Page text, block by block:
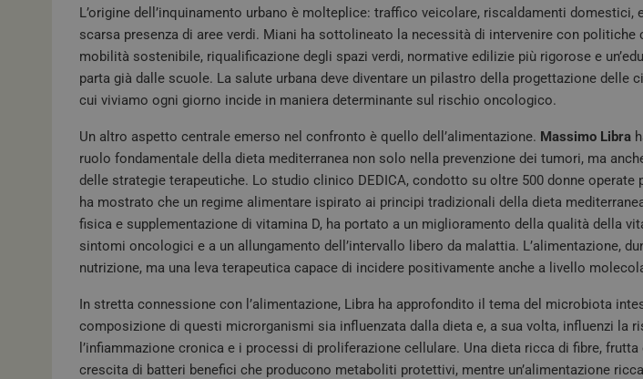
L’origine dell’inquinamento urbano è molteplice: traffico veicolare, riscaldamenti domestici,
scarsa presenza di aree verdi. Miani ha sottolineato la necessità di intervenire con politiche
mobilità sostenibile, riqualificazione degli spazi verdi, normative edilizie più rigorose e
parta già dalle scuole. La salute urbana deve diventare un pilastro della progettazione delle
cui viviamo ogni giorno incide in maniera determinante sul rischio oncologico.
Un altro aspetto centrale emerso nel confronto è quello dell’alimentazione. Massimo Libra
ruolo fondamentale della dieta mediterranea non solo nella prevenzione dei tumori, ma
delle strategie terapeutiche. Lo studio clinico DEDICA, condotto su oltre 500 donne operate
ha mostrato che un regime alimentare ispirato ai principi tradizionali della dieta
fisica e supplementazione di vitamina D, ha portato a un miglioramento della qualità della
sintomi oncologici e a un allungamento dell’intervallo libero da malattia. L’alimentazione,
nutrizione, ma una leva terapeutica capace di incidere positivamente anche a livello
In stretta connessione con l’alimentazione, Libra ha approfondito il tema del microbiota
composizione di questi microrganismi sia influenzata dalla dieta e, a sua volta, influenzi la
l’infiammazione cronica e i processi di proliferazione cellulare. Una dieta ricca di fibre, frutta
crescita di batteri benefici che producono metaboliti protettivi, mentre un’alimentazione